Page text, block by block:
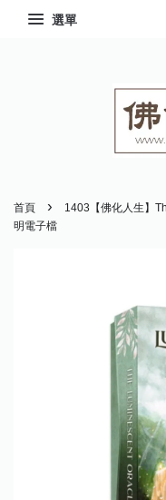
選單
首頁 ›
1403【佛化人生】
明電子檔